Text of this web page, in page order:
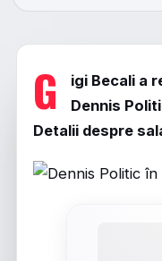
G
igi Becali a
Dennis
Detalii despre